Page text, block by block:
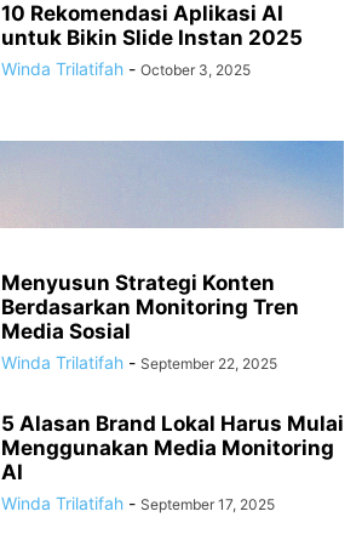
10 Rekomendasi Aplikasi AI
untuk Bikin Slide Instan 2025
Winda Trilatifah - October 3, 2025
Menyusun Strategi Konten
Berdasarkan Monitoring Tren
Media Sosial
Winda Trilatifah - September 22, 2025
5 Alasan Brand Lokal Harus Mulai
Menggunakan Media Monitoring
AI
Winda Trilatifah - September 17, 2025